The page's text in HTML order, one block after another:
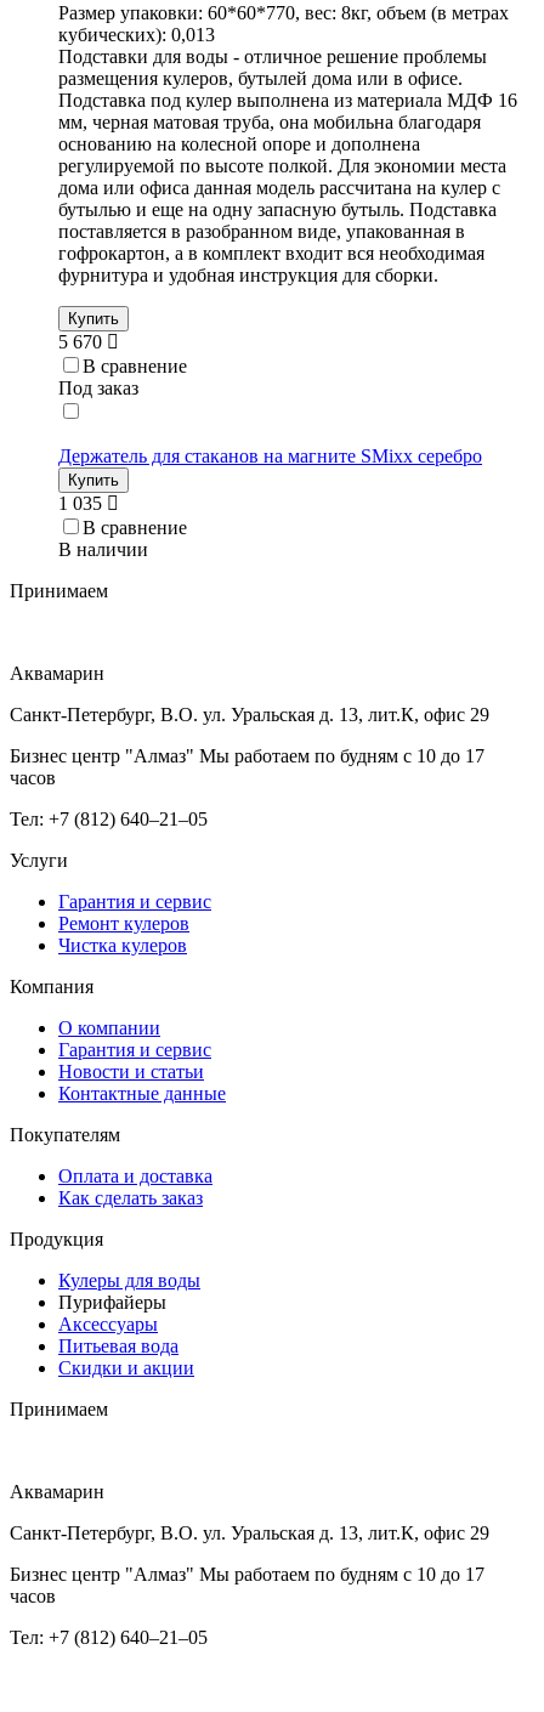
Размер упаковки: 60*60*770, вес: 8кг, объем (в метрах
кубических): 0,013
Подставки для воды - отличное решение проблемы
размещения кулеров, бутылей дома или в офисе.
Подставка под кулер выполнена из материала МДФ 16
мм, черная матовая труба, она мобильна благодаря
основанию на колесной опоре и дополнена
регулируемой по высоте полкой. Для экономии места
дома или офиса данная модель рассчитана на кулер с
бутылью и еще на одну запасную бутыль. Подставка
поставляется в разобранном виде, упакованная в
гофрокартон, а в комплект входит вся необходимая
фурнитура и удобная инструкция для сборки.
Купить
5 670
В сравнение
Под заказ
Держатель для стаканов на магните SMixx серебро
Купить
1 035
В сравнение
В наличии
Принимаем
Аквамарин
Санкт-Петербург, В.О. ул. Уральская д. 13, лит.К, офис 29
Бизнес центр "Алмаз" Мы работаем по будням с 10 до 17
часов
Тел: +7 (812) 640–21–05
Услуги
Гарантия и сервис
Ремонт кулеров
Чистка кулеров
Компания
О компании
Гарантия и сервис
Новости и статьи
Контактные данные
Покупателям
Оплата и доставка
Как сделать заказ
Продукция
Кулеры для воды
Пурифайеры
Аксессуары
Питьевая вода
Скидки и акции
Принимаем
Аквамарин
Санкт-Петербург, В.О. ул. Уральская д. 13, лит.К, офис 29
Бизнес центр "Алмаз" Мы работаем по будням с 10 до 17
часов
Тел: +7 (812) 640–21–05